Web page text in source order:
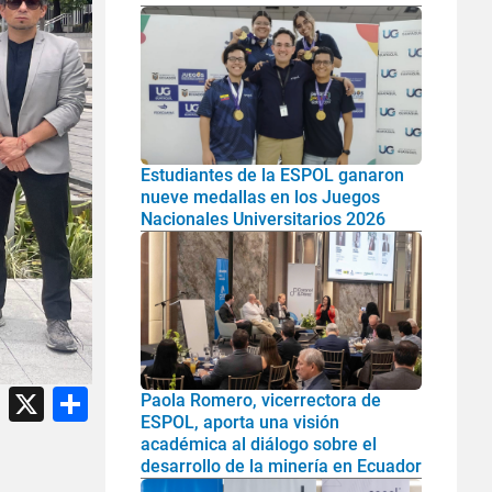
Facebook
X Share
Estudiantes de la ESPOL ganaron
nueve medallas en los Juegos
Nacionales Universitarios 2026
Paola Romero, vicerrectora de
ESPOL, aporta una visión
académica al diálogo sobre el
desarrollo de la minería en Ecuador